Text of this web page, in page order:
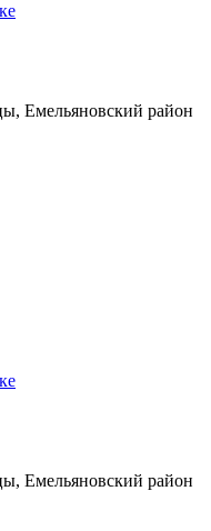
Емельяновский район
Емельяновский район